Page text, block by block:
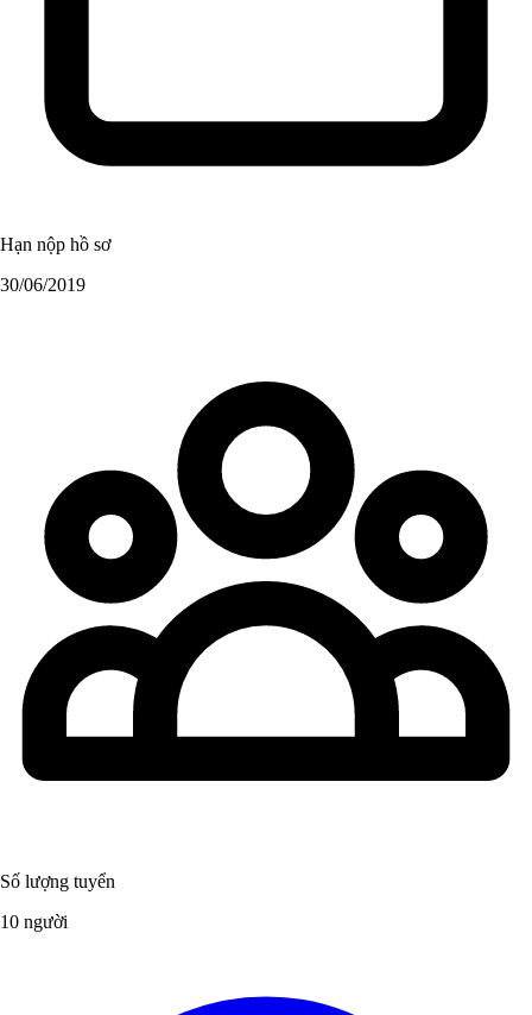
Hạn nộp hồ sơ
30/06/2019
Số lượng tuyển
10 người